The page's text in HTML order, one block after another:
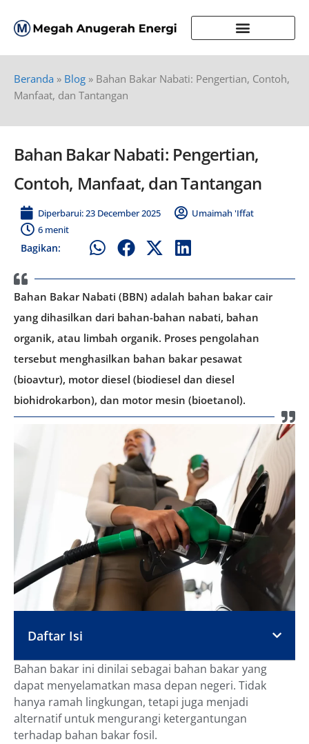
Beranda » Blog » Bahan Bakar Nabati: Pengertian, Contoh,
Manfaat, dan Tantangan
Bahan Bakar Nabati: Pengertian,
Contoh, Manfaat, dan Tantangan
Diperbarui: 23 December 2025
Umaimah 'Iffat
6 menit
Bagikan:
Bahan Bakar Nabati (BBN) adalah bahan bakar cair
yang dihasilkan dari bahan-bahan nabati, bahan
organik, atau limbah organik. Proses pengolahan
tersebut menghasilkan bahan bakar pesawat
(bioavtur), motor diesel (biodiesel dan diesel
biohidrokarbon), dan motor mesin (bioetanol).
Daftar Isi
Bahan bakar ini dinilai sebagai bahan bakar yang
dapat menyelamatkan masa depan negeri. Tidak
hanya ramah lingkungan, tetapi juga menjadi
alternatif untuk mengurangi ketergantungan
terhadap bahan bakar fosil.